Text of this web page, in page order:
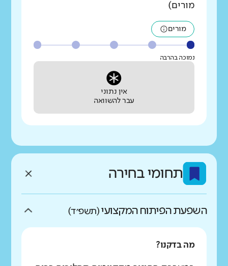
מורים)
מורים
נמוכה בהרבה
אין נתוני
עבר להשוואה
תחומי בחירה
השפעת הפיתוח המקצועי(תשפ״ד)
מה בדקנו?